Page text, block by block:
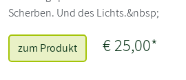
Scherben. Und des Lichts.&nbsp;
zum Produkt € 25,00*